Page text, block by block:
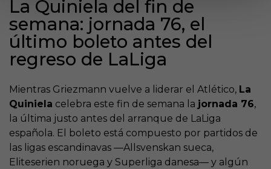
La Quiniela del fin de
semana: jornada 76, el
último boleto antes del
regreso de LaLiga
Mientras Griezmann vuelve a liderar el Atlético, La
Quiniela celebra este fin de semana la jornada 76,
la última justo antes del arranque de LaLiga
española. El boleto está compuesto por partidos de
las ligas escandinavas —Allsvenskan sueca,
Eliteserien noruega y Superliga danesa— y algún